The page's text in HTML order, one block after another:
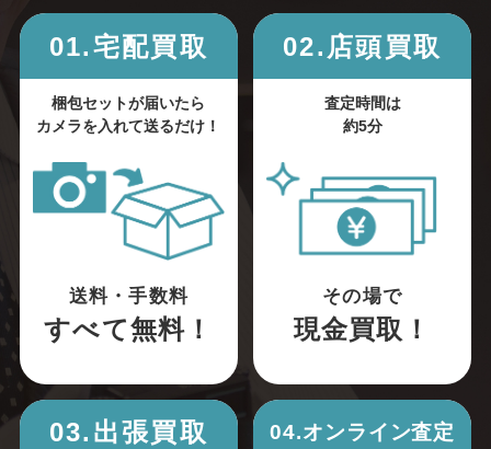
01.宅配買取
梱包セットが届いたら
カメラを入れて送るだけ！
送料・手数料
すべて無料！
02.店頭買取
査定時間は
約5分
その場で
現金買取！
03.出張買取 04.オンライン査定